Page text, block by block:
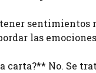
sentimientos
las
No. Se